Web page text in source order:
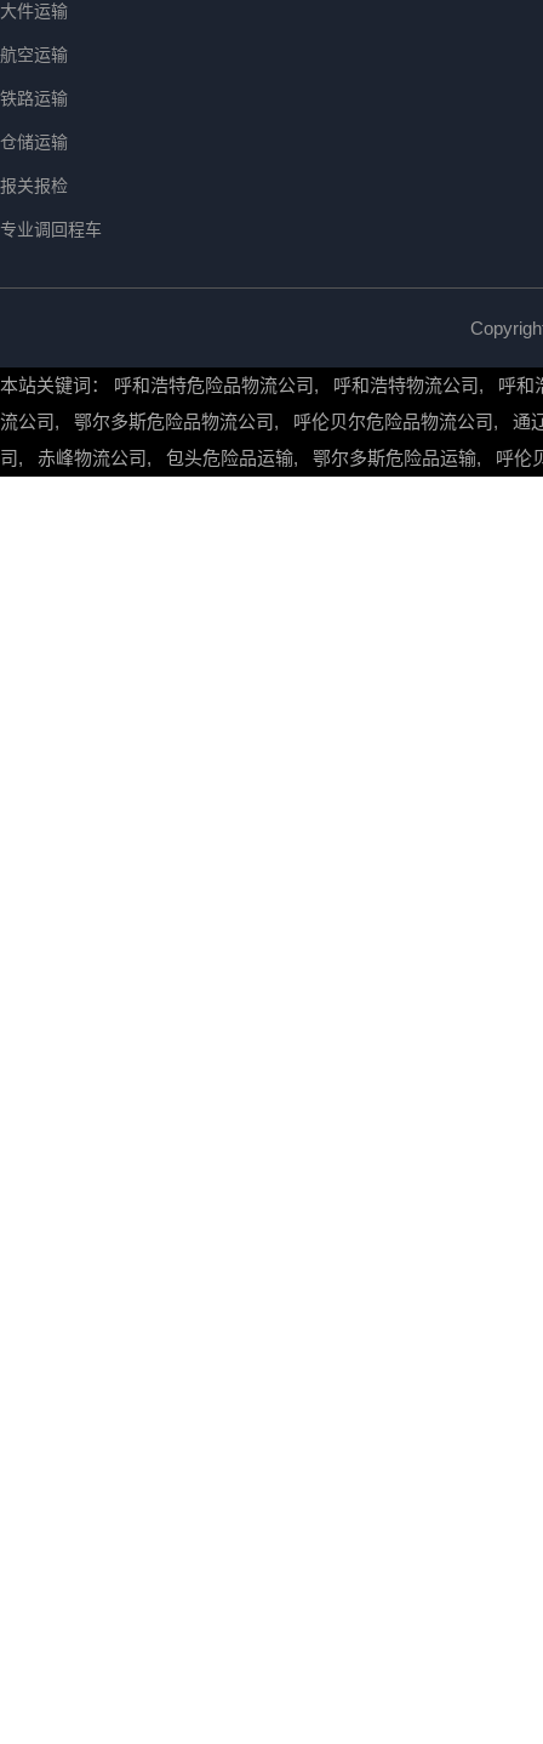
大件运输
航空运输
铁路运输
仓储运输
报关报检
专业调回程车
本站关键词： 呼和浩特危险品物流公司, 呼和浩特物流公司, 呼和
流公司, 鄂尔多斯危险品物流公司, 呼伦贝尔危险品物流公司, 通
司, 赤峰物流公司, 包头危险品运输, 鄂尔多斯危险品运输, 呼伦